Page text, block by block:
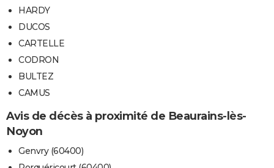
HARDY
DUCOS
CARTELLE
CODRON
BULTEZ
CAMUS
Avis de décès à proximité de Beaurains-lès-
Noyon
Genvry (60400)